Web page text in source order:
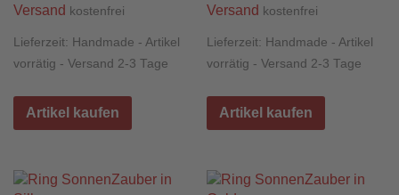
Versand kostenfrei
Lieferzeit: Handmade - Artikel
vorrätig - Versand 2-3 Tage
Artikel kaufen
Versand kostenfrei
Lieferzeit: Handmade - Artikel
vorrätig - Versand 2-3 Tage
Artikel kaufen